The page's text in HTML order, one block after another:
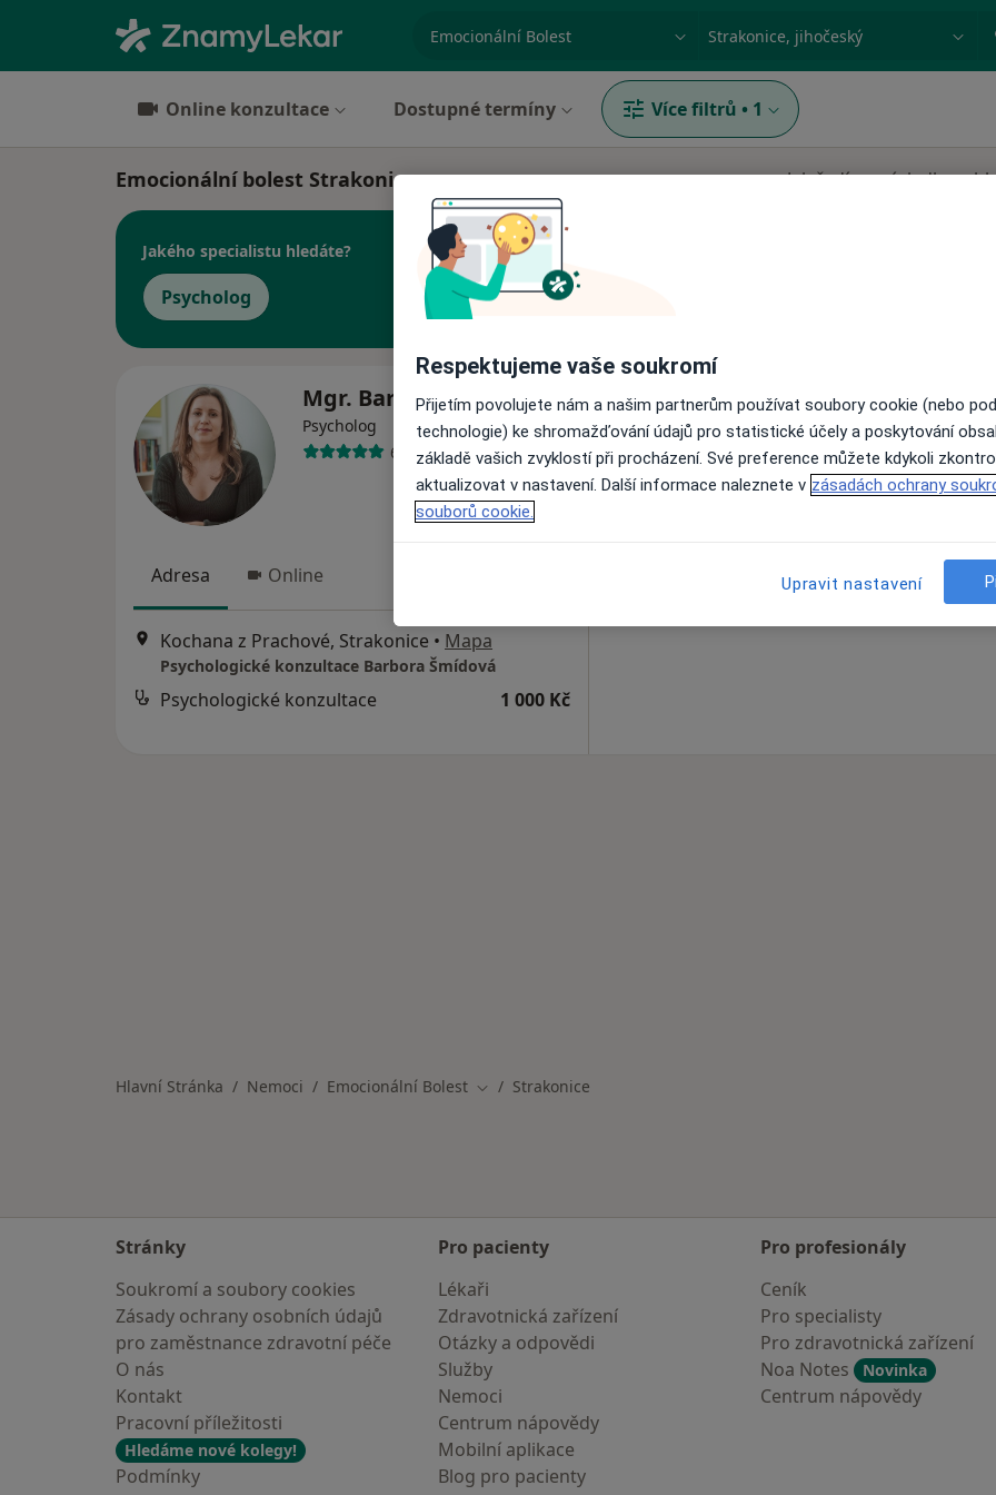
specializace, nemoc nebo příjmení Město nebo region
Online konzultace Dostupné termíny Více filtrů • 1
Emocionální bolest Strakonice Jak řadíme výsledky
Jakého specialistu hledáte?
Psycholog
Mgr. Barbora Šmídová
Psycholog
6 názorů
Adresa Online
Kochana z Prachové, Strakonice • Mapa
Psychologické konzultace Barbora Šmídová
Psychologické konzultace 1 000 Kč
Dnes
8 Srpen
Zítra Po
10 Srpen
Út
11 Srpen
Online rezervace termínu není k
Hlavní Stránka Nemoci Emocionální Bolest Změna města
Strakonice
Stránky
Soukromí a soubory cookies
Zásady ochrany osobních údajů
pro zaměstnance zdravotní péče
O nás
Kontakt
Pracovní příležitosti
Hledáme nové kolegy!
Podmínky
Pro pacienty
Lékaři
Zdravotnická zařízení
Otázky a odpovědi
Služby
Nemoci
Centrum nápovědy
Mobilní aplikace
Blog pro pacienty
Pro profesionály
Ceník
Pro specialisty
Pro zdravotnická zařízení
Noa Notes
Novinka
Centrum nápovědy
Respektujeme vaše soukromí
Přijetím povolujete nám a našim partnerům používat soubory cookie (nebo
technologie) ke shromažďování údajů pro statistické účely a poskytování
základě vašich zvyklostí při procházení. Své preference můžete kdykoli
aktualizovat v nastavení. Další informace naleznete v zásadách ochrany
souborů cookie.
Upravit nastavení